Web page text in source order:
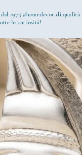
1975 #homedecor di
le curiosità!